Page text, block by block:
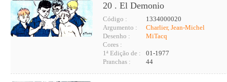
20 . El Demonio
Código :
1334000020
Argumento :
Charlier, Jean-Michel
Desenho :
MiTacq
Cores :
1ª Edição de :
01-1977
Pranchas :
44